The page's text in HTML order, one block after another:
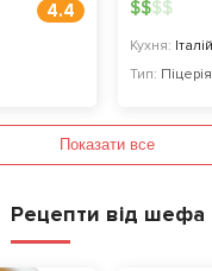
4.4
Кухня:
Тип: Піцерія
$$$$
Показати все
Рецепти від шефа